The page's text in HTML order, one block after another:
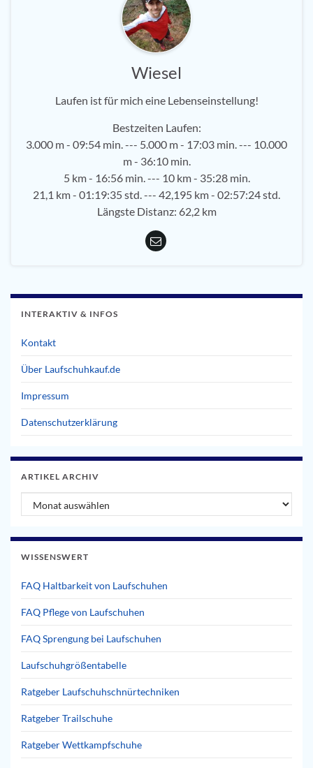
Wiesel
Laufen ist für mich eine Lebenseinstellung!
Bestzeiten Laufen:
3.000 m - 09:54 min. --- 5.000 m - 17:03 min. --- 10.000
m - 36:10 min.
5 km - 16:56 min. --- 10 km - 35:28 min.
21,1 km - 01:19:35 std. --- 42,195 km - 02:57:24 std.
Längste Distanz: 62,2 km
INTERAKTIV & INFOS
Kontakt
Über Laufschuhkauf.de
Impressum
Datenschutzerklärung
ARTIKEL ARCHIV
Artikel Archiv
WISSENSWERT
FAQ Haltbarkeit von Laufschuhen
FAQ Pflege von Laufschuhen
FAQ Sprengung bei Laufschuhen
Laufschuhgrößentabelle
Ratgeber Laufschuhschnürtechniken
Ratgeber Trailschuhe
Ratgeber Wettkampfschuhe